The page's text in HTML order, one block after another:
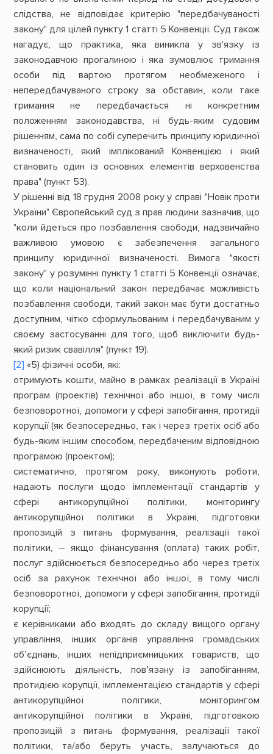
слідства, не відповідає критерію "передбачуваності
закону" для цілей пункту 1 статті 5 Конвенції. Суд також
нагадує, що практика, яка виникла у зв'язку із
законодавчою прогалиною і яка зумовлює тримання
особи під вартою протягом необмеженого і
непередбачуваного строку за обставин, коли таке
тримання не передбачається ні конкретним
положенням законодавства, ні будь-яким судовим
рішенням, сама по собі суперечить принципу юридичної
визначеності, який імплікований Конвенцією і який
становить один із основних елементів верховенства
права" (пункт 53).
У рішенні від 18 грудня 2008 року у справі "Новік проти
України" Європейський суд з прав людини зазначив, що
"коли йдеться про позбавлення свободи, надзвичайно
важливою умовою є забезпечення загального
принципу юридичної визначеності. Вимога "якості
закону" у розумінні пункту 1 статті 5 Конвенції означає,
що коли національний закон передбачає можливість
позбавлення свободи, такий закон має бути достатньо
доступним, чітко сформульованим і передбачуваним у
своєму застосуванні для того, щоб виключити будь-
який ризик свавілля" (пункт 19).
[2] «5) фізичні особи, які:
отримують кошти, майно в рамках реалізації в Україні
програм (проектів) технічної або іншої, в тому числі
безповоротної, допомоги у сфері запобігання, протидії
корупції (як безпосередньо, так і через третіх осіб або
будь-яким іншим способом, передбаченим відповідною
програмою (проектом);
систематично, протягом року, виконують роботи,
надають послуги щодо імплементації стандартів у
сфері антикорупційної політики, моніторингу
антикорупційної політики в Україні, підготовки
пропозицій з питань формування, реалізації такої
політики, – якщо фінансування (оплата) таких робіт,
послуг здійснюється безпосередньо або через третіх
осіб за рахунок технічної або іншої, в тому числі
безповоротної, допомоги у сфері запобігання, протидії
корупції;
є керівниками або входять до складу вищого органу
управління, інших органів управління громадських
об’єднань, інших непідприємницьких товариств, що
здійснюють діяльність, пов’язану із запобіганням,
протидією корупції, імплементацією стандартів у сфері
антикорупційної політики, моніторингом
антикорупційної політики в Україні, підготовкою
пропозицій з питань формування, реалізації такої
політики, та/або беруть участь, залучаються до